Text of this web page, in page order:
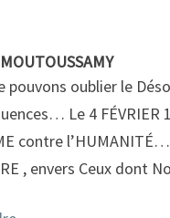
pouvons oublier le
Le 4 FÉVRIER
contre
, envers Ceux dont